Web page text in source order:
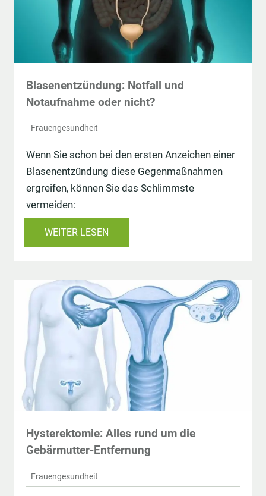
Blasenentzündung: Notfall und
Notaufnahme oder nicht?
Frauengesundheit
Wenn Sie schon bei den ersten Anzeichen einer
Blasenentzündung diese Gegenmaßnahmen
ergreifen, können Sie das Schlimmste
vermeiden:
WEITER LESEN
Hysterektomie: Alles rund um die
Gebärmutter-Entfernung
Frauengesundheit